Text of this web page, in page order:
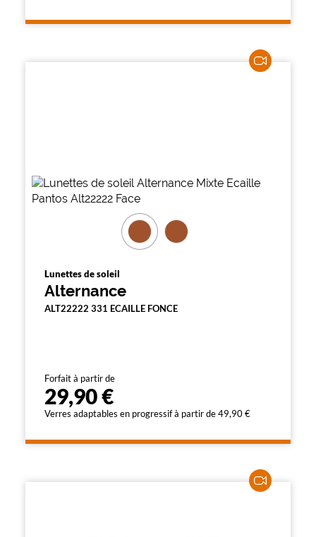
Lunettes de soleil
Alternance
ALT22222 331 ECAILLE FONCE
Forfait à partir de
29,90 €
Verres adaptables en progressif à partir de 49,90 €